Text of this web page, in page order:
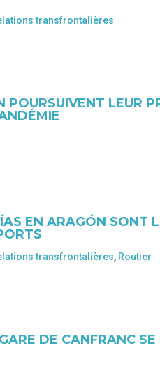
transfrontalières
POURSUIVENT LEUR
EN ARAGÓN SONT
transfrontalières, Routier
DE CANFRANC